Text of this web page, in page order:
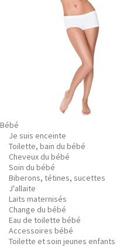
Bébé
Je suis enceinte
Toilette, bain du bébé
Cheveux du bébé
Soin du bébé
Biberons, tétines, sucettes
J'allaite
Laits maternisés
Change du bébé
Eau de toilette bébé
Accessoires bébé
Toilette et soin jeunes enfants